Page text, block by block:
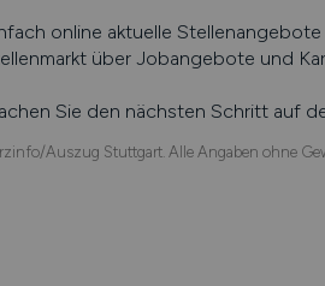
online aktuelle Stellenangebote
über Jobangebote und
Sie den nächsten Schritt auf
Auszug Stuttgart. Alle Angaben ohne